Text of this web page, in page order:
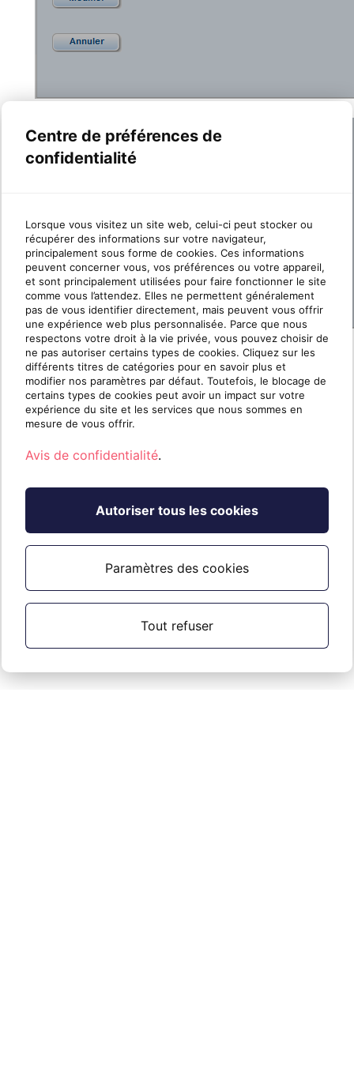
If you need further assistance, please do
not hesitate to contact us.
Tous les comptes hébergés chez Sherweb.
Centre de préférences de
confidentialité
Lorsque vous visitez un site web, celui-ci peut stocker ou
récupérer des informations sur votre navigateur,
principalement sous forme de cookies. Ces informations
peuvent concerner vous, vos préférences ou votre appareil,
et sont principalement utilisées pour faire fonctionner le site
comme vous l’attendez. Elles ne permettent généralement
pas de vous identifier directement, mais peuvent vous offrir
une expérience web plus personnalisée. Parce que nous
respectons votre droit à la vie privée, vous pouvez choisir de
ne pas autoriser certains types de cookies. Cliquez sur les
différents titres de catégories pour en savoir plus et
modifier nos paramètres par défaut. Toutefois, le blocage de
certains types de cookies peut avoir un impact sur votre
expérience du site et les services que nous sommes en
mesure de vous offrir.
Avis de confidentialité.
Autoriser tous les cookies
Paramètres des cookies
Tout refuser